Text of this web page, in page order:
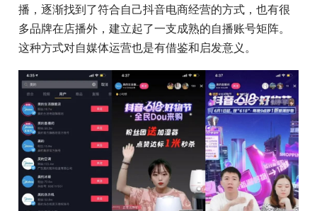
播，逐渐找到了符合自己抖音电商经营的方式，也有很
多品牌在店播外，建立起了一支成熟的自播账号矩阵。
这种方式对自媒体运营也是有借鉴和启发意义。